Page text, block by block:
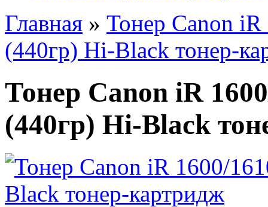
Главная » Тонер Canon
(440гр) Hi-Black тонер-
Тонер Canon iR
(440гр) Hi-Black